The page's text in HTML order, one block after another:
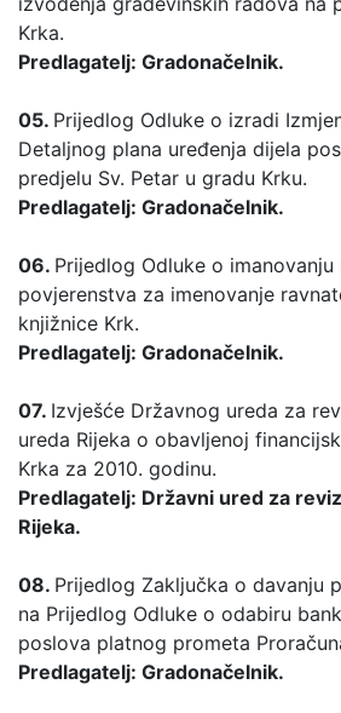
Krka.
Predlagatelj: Gradonačelnik.
05. Prijedlog Odluke o izradi
Detaljnog plana uređenja dijela
predjelu Sv. Petar u gradu Krku.
Predlagatelj: Gradonačelnik.
06. Prijedlog Odluke o imanovanju
povjerenstva za imenovanje
knjižnice Krk.
Predlagatelj: Gradonačelnik.
07. Izvješće Državnog ureda za
ureda Rijeka o obavljenoj
Krka za 2010. godinu.
Predlagatelj: Državni ured za
Rijeka.
08. Prijedlog Zaključka o davanju
na Prijedlog Odluke o odabiru
poslova platnog prometa
Predlagatelj: Gradonačelnik.